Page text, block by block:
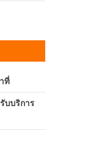
ที่
บบริการ